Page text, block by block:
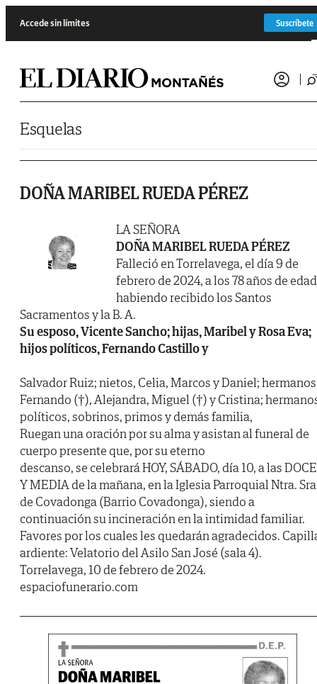
Accede sin límites Suscríbete
Esquelas
DOÑA MARIBEL RUEDA PÉREZ
LA SEÑORA
DOÑA MARIBEL RUEDA PÉREZ
Falleció en Torrelavega, el día 9 de
febrero de 2024, a los 78 años de
habiendo recibido los Santos
Sacramentos y la B. A.
Su esposo, Vicente Sancho; hijas, Maribel y Rosa Eva;
hijos políticos, Fernando Castillo y
Salvador Ruiz; nietos, Celia, Marcos y Daniel;
Fernando (†), Alejandra, Miguel (†) y Cristina;
políticos, sobrinos, primos y demás familia,
Ruegan una oración por su alma y asistan al funeral de
cuerpo presente que, por su eterno
descanso, se celebrará HOY, SÁBADO, día 10, a las DOCE
Y MEDIA de la mañana, en la Iglesia Parroquial Ntra.
de Covadonga (Barrio Covadonga), siendo a
continuación su incineración en la intimidad familiar.
Favores por los cuales les quedarán agradecidos.
ardiente: Velatorio del Asilo San José (sala 4).
Torrelavega, 10 de febrero de 2024.
espaciofunerario.com